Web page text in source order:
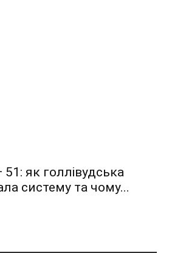
як голлівудська
систему та чому...